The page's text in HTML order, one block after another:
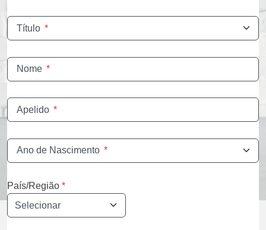
Título *
Nome *
Apelido *
Ano de Nascimento *
País/Região *